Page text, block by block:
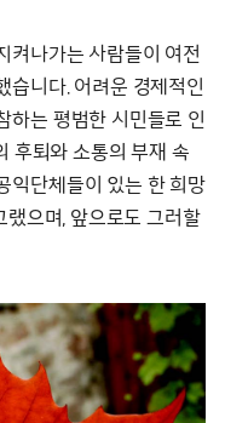
켜나가는 사람들이 여전
습니다. 어려운 경제적인
하는 평범한 시민들로 인
후퇴와 소통의 부재 속
익단체들이 있는 한 희망
으며, 앞으로도 그러할